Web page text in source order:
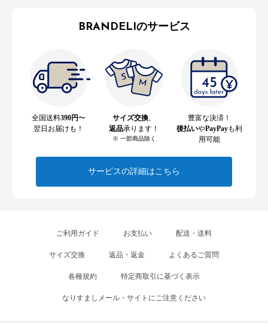
BRANDELIのサービス
全国送料390円〜
翌日お届けも！
サイズ交換
返品承ります！
※ 一部商品除く
豊富な決済！
後払いやPayPayも利
用可能
サービスの詳細はこちら
ご利用ガイド お支払い 配送・送料
サイズ交換 返品・返金 よくあるご質問
各種規約 特定商取引に基づく表示
なりすましメール・サイトにご注意ください